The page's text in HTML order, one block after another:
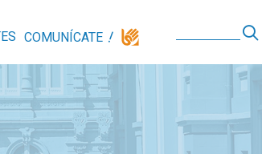
COMUNÍCATE